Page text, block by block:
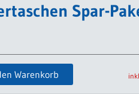
Spar-
Warenkorb